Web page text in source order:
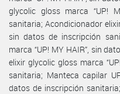
glycolic gloss marca “UP!
sanitaria; Acondicionador
sin datos de inscripción
marca “UP! MY HAIR”, sin
elixir glycolic gloss marca
sanitaria; Manteca capilar
datos de inscripción